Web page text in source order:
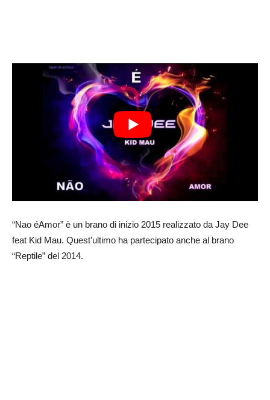
“Nao éAmor” è un brano di inizio 2015 realizzato da Jay Dee
feat Kid Mau. Quest’ultimo ha partecipato anche al brano
“Reptile” del 2014.